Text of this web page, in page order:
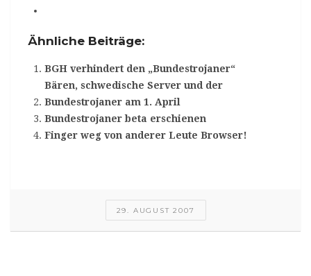
Ähnliche Beiträge:
BGH verhindert den „Bundestrojaner“
Bären, schwedische Server und der
Bundestrojaner am 1. April
Bundestrojaner beta erschienen
Finger weg von anderer Leute Browser!
29. AUGUST 2007